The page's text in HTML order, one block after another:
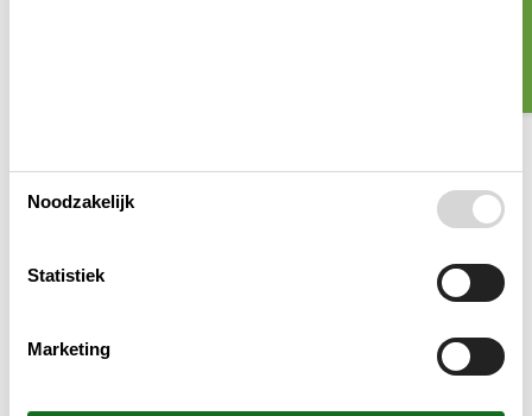
Noodzakelijk
Statistiek
Marketing